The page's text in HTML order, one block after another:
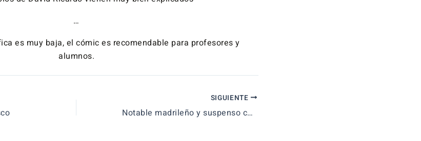
…
es muy baja, el cómic es recomendable para profesores y
alumnos.
SIGUIENTE
Notable madrileño y suspenso catalán